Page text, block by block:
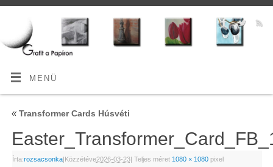
MENÜ
«Transformer Cards Húsvéti
Írta:rozsacsonka|Közzétéve2026-03-23| Teljes méret 1080 × 1080pixel